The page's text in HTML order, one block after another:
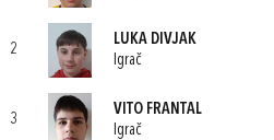
2
LUKA DIVJAK
Igrač
3
VITO FRANTAL
Igrač